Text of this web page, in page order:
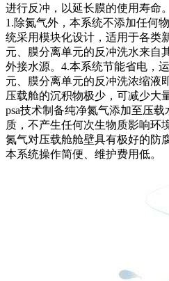
进行反冲，以延长膜的使用寿命
1.除氮气外，本系统不添加任何
统采用模块化设计，适用于各类
元、膜分离单元的反冲洗水来自
外接水源。4.本系统节能省电，
元、膜分离单元的反冲洗浓缩液
压载舱的沉积物极少，可减少大
psa技术制备纯净氮气添加至压
质，不产生任何次生物质影响环
氮气对压载舱舱壁具有极好的防
本系统操作简便、维护费用低。